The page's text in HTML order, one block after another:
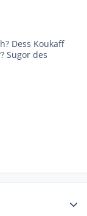
Dess Koukaff
Sugor des